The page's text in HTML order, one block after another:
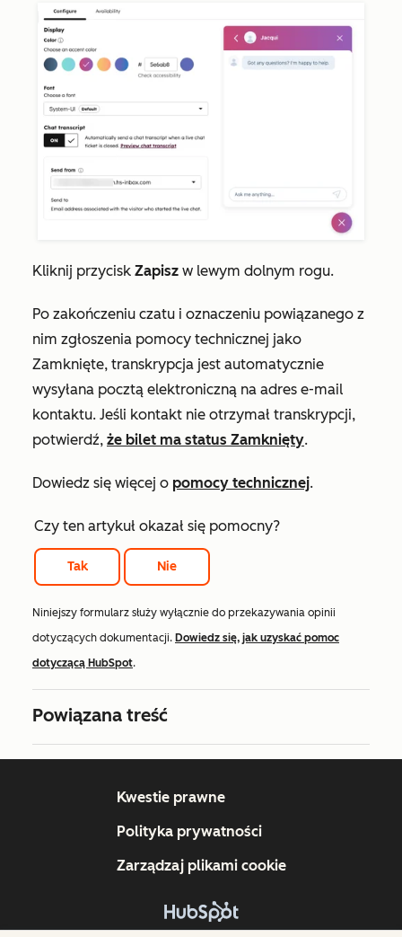
Kliknij przycisk Zapisz w lewym dolnym rogu.
Po zakończeniu czatu i oznaczeniu powiązanego z
nim zgłoszenia pomocy technicznej jako
Zamknięte, transkrypcja jest automatycznie
wysyłana pocztą elektroniczną na adres e-mail
kontaktu. Jeśli kontakt nie otrzymał transkrypcji,
potwierdź, że bilet ma status Zamknięty.
Dowiedz się więcej o pomocy technicznej.
Czy ten artykuł okazał się pomocny?
Tak Nie
Niniejszy formularz służy wyłącznie do przekazywania opinii
dotyczących dokumentacji. Dowiedz się, jak uzyskać pomoc
dotyczącą HubSpot.
Powiązana treść
Kwestie prawne
Polityka prywatności
Zarządzaj plikami cookie